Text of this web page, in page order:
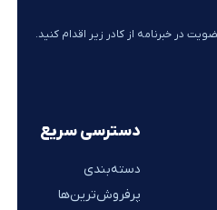
در خبرنامه از کادر زیر اقدام کنید.
دسترسی سریع
دسته‌بندی
پرفروش‌ترین‌ها